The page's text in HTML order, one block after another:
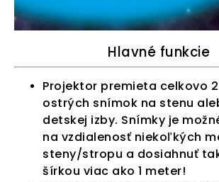
Hlavné funkcie
Projektor premieta celkovo
ostrých snímok na stenu
detskej izby. Snímky je
na vzdialenosť niekoľkých
steny/stropu a dosiahnuť
šírkou viac ako 1 meter!